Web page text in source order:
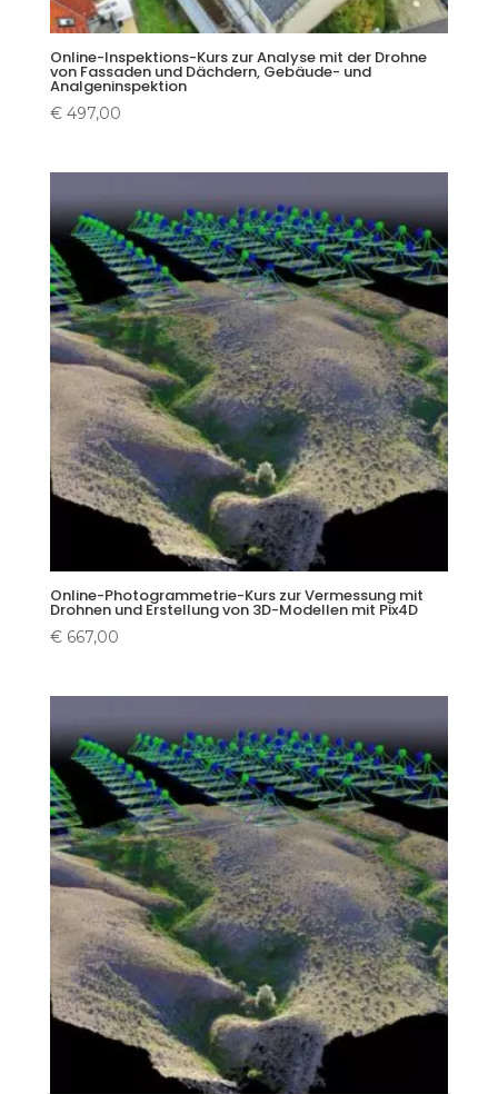
Online-Inspektions-Kurs zur Analyse mit der Drohne
von Fassaden und Dächdern, Gebäude- und
Analgeninspektion
€497,00
Online-Photogrammetrie-Kurs zur Vermessung mit
Drohnen und Erstellung von 3D-Modellen mit Pix4D
€667,00